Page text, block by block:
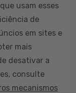
usam esses
de
em sites e
mais
desativar a
consulte
mecanismos